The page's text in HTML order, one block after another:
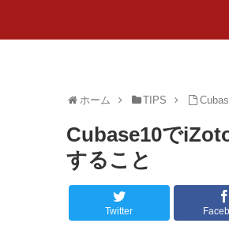
ホーム TIPS
Cubase10で
すること
Twitter